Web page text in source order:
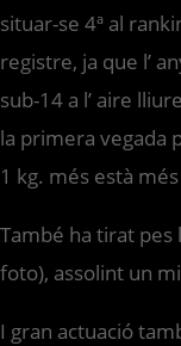
situar-se 4ª al
registre, ja que l’
sub-14 a l’ aire
la primera vegada
1 kg. més està
També ha tirat pes
foto), assolint un
I gran actuació